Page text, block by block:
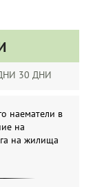
30 ДНИ
наематели в
на
на жилища